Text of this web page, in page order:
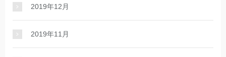
2019年12月
2019年11月